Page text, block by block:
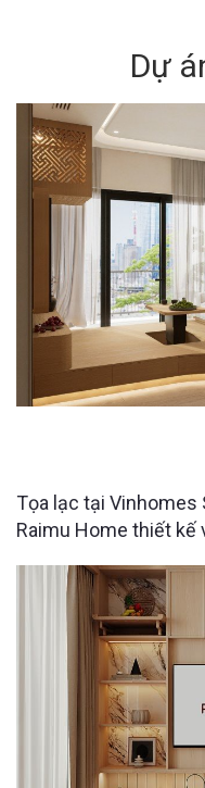
Dự
Tọa lạc tại Vinhomes
Raimu Home thiết kế
cao sự thư thái, tinh